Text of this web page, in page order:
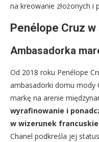
na kreowanie złożonych i
Penélope Cruz
Ambasadorka
Od 2018 roku Penélope
ambasadorki domu mody
markę na arenie
wyrafinowanie i
w wizerunek
Chanel podkreśla jej